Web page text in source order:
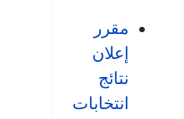
مقرر
إعلان
نتائج
انتخابات